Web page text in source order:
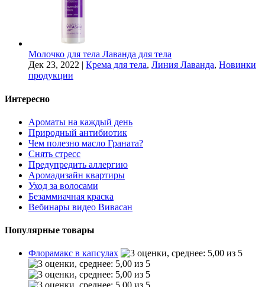
Молочко для тела Лаванда для тела
Дек 23, 2022 | Крема для тела, Линия Лаванда, Новинки
продукции
Интересно
Ароматы на каждый день
Природный антибиотик
Чем полезно масло Граната?
Снять стресс
Предупредить аллергию
Аромадизайн квартиры
Уход за волосами
Безаммиачная краска
Вебинары видео Вивасан
Популярные товары
Флорамакс в капсулах